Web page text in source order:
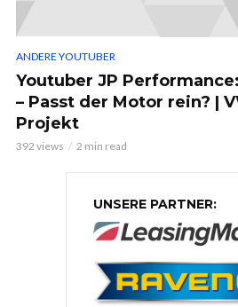
ANDERE YOUTUBER
Youtuber JP
– Passt der Motor rein? |
Projekt
392 views 2 min read
UNSERE PARTNER: